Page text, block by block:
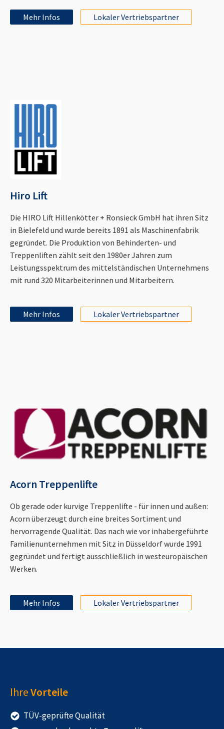
Mehr Infos Lokaler Vertriebspartner
Hiro Lift
Die HIRO Lift Hillenkötter + Ronsieck GmbH hat ihren Sitz
in Bielefeld und wurde bereits 1891 als Maschinenfabrik
gegründet. Die Produktion von Behinderten- und
Treppenliften zählt seit den 1980er Jahren zum
Leistungsspektrum des mittelständischen Unternehmens
mit rund 320 Mitarbeiterinnen und Mitarbeitern.
Mehr Infos Lokaler Vertriebspartner
Acorn Treppenlifte
Ob gerade oder kurvige Treppenlifte - für innen und außen:
Acorn überzeugt durch eine breites Sortiment und
hervorragende Qualität. Das nach wie vor inhabergeführte
Familienunternehmen mit Sitz in Düsseldorf wurde 1991
gegründet und fertigt ausschließlich in westeuropäischen
Werken.
Mehr Infos Lokaler Vertriebspartner
IhreVorteile
TÜV-geprüfte Qualität